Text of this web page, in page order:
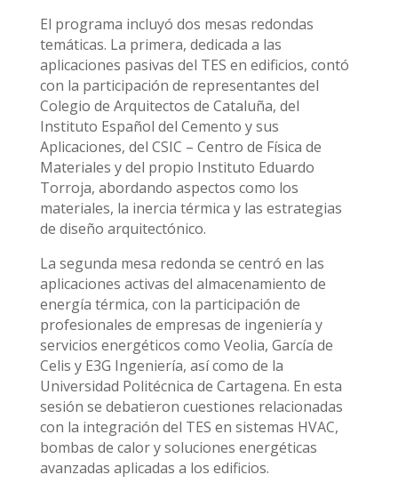
El programa incluyó dos mesas redondas
temáticas. La primera, dedicada a las
aplicaciones pasivas del TES en edificios, contó
con la participación de representantes del
Colegio de Arquitectos de Cataluña, del
Instituto Español del Cemento y sus
Aplicaciones, del CSIC – Centro de Física de
Materiales y del propio Instituto Eduardo
Torroja, abordando aspectos como los
materiales, la inercia térmica y las estrategias
de diseño arquitectónico.
La segunda mesa redonda se centró en las
aplicaciones activas del almacenamiento de
energía térmica, con la participación de
profesionales de empresas de ingeniería y
servicios energéticos como Veolia, García de
Celis y E3G Ingeniería, así como de la
Universidad Politécnica de Cartagena. En esta
sesión se debatieron cuestiones relacionadas
con la integración del TES en sistemas HVAC,
bombas de calor y soluciones energéticas
avanzadas aplicadas a los edificios.